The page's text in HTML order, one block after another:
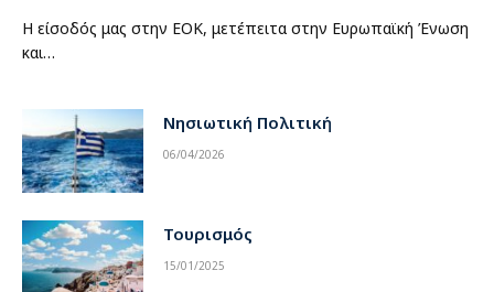
Η είσοδός μας στην ΕΟΚ, μετέπειτα στην Ευρωπαϊκή Ένωση
και…
Νησιωτική Πολιτική
06/04/2026
Τουρισμός
15/01/2025